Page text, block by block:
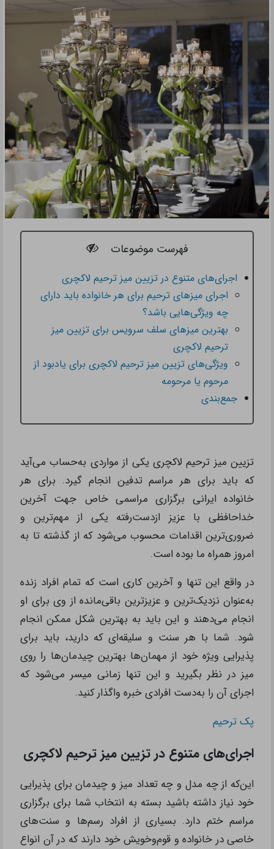
فهرست موضوعات
اجرای‌های متنوع در تزیین میز ترحیم لاکچری
اجرای میزهای ترحیم برای هر خانواده باید دارای
چه ویژگی‌هایی باشد؟
بهترین میزهای سلف سرویس برای تزیین میز
ترحیم لاکچری
ویژگی‌های تزیین میز ترحیم لاکچری برای یادبود از
مرحوم یا مرحومه
جمع‌بندی
تزیین میز ترحیم لاکچری یکی از مواردی به‌حساب می‌آید
که باید برای هر مراسم تدفین انجام گیرد. برای هر
خانواده ایرانی برگزاری مراسمی خاص جهت آخرین
خداحافظی با عزیز ازدست‌رفته یکی از مهم‌ترین و
ضروری‌ترین اقدامات محسوب می‌شود که از گذشته تا به
امروز همراه ما بوده است.
در واقع این تنها و آخرین کاری است که تمام افراد زنده
به‌عنوان نزدیک‌ترین و عزیزترین باقی‌مانده از وی برای او
انجام می‌دهند و این باید به بهترین شکل ممکن انجام
شود. شما با هر سنت و سلیقه‌ای که دارید، باید برای
پذیرایی ویژه خود از مهمان‌ها بهترین چیدمان‌ها را روی
میز در نظر بگیرید و این تنها زمانی میسر می‌شود که
اجرای آن را به‌دست افرادی خبره واگذار کنید.
پک ترحیم
اجرای‌های متنوع در تزیین میز ترحیم لاکچری
این‌که از چه مدل و چه تعداد میز و چیدمان برای پذیرایی
خود نیاز داشته باشید بسته به انتخاب شما برای برگزاری
مراسم ختم دارد. بسیاری از افراد رسم‌ها و سنت‌های
خاصی در خانواده و قوم‌وخویش خود دارند که در آن انواع